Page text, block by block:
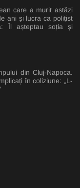
care a murit astăzi
ani și lucra ca polițist
Îl așteptau soția și
din Cluj-Napoca.
în coliziune: „L-